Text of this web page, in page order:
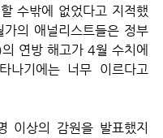
수밖에 없었다고 지적했
의 애널리스트들은 정부
연방 해고가 4월 수치에
나기에는 너무 이르다고
이상의 감원을 발표했지